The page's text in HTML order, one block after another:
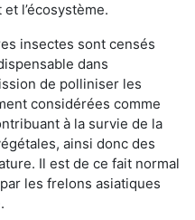
l’écosystème.
insectes sont censés
dans
de polliniser les
considérées comme
à la survie de la
ainsi donc des
Il est de ce fait normal
les frelons asiatiques